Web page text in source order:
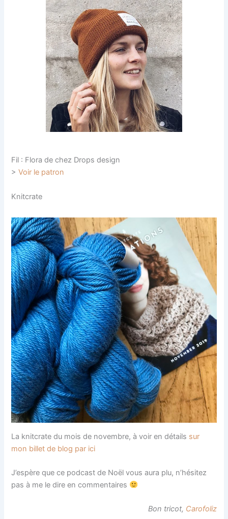
Fil : Flora de chez Drops design
>Voir le patron
Knitcrate
La knitcrate du mois de novembre, à voir en détails sur
mon billet de blog par ici
J’espère que ce podcast de Noël vous aura plu, n’hésitez
pas à me le dire en commentaires
Bon tricot, Carofoliz